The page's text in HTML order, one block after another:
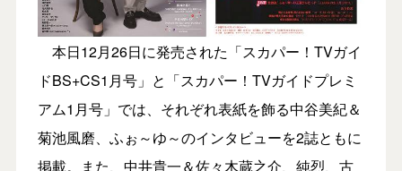
本日12月26日に発売された「スカパー！TVガイ
ドBS+CS1月号」と「スカパー！TVガイドプレミ
アム1月号」では、それぞれ表紙を飾る中谷美紀＆
菊池風磨、ふぉ～ゆ～のインタビューを2誌ともに
掲載。また、中井貴一＆佐々木蔵之介、純烈、古